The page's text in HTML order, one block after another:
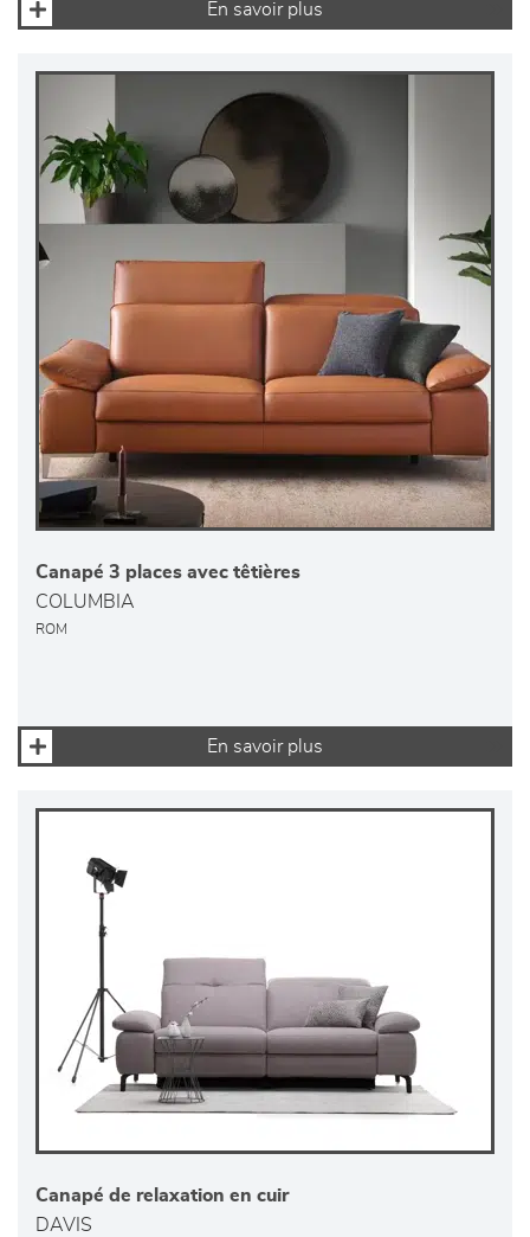
En savoir plus
Canapé 3 places avec têtières
COLUMBIA
ROM
En savoir plus
Canapé de relaxation en cuir
DAVIS